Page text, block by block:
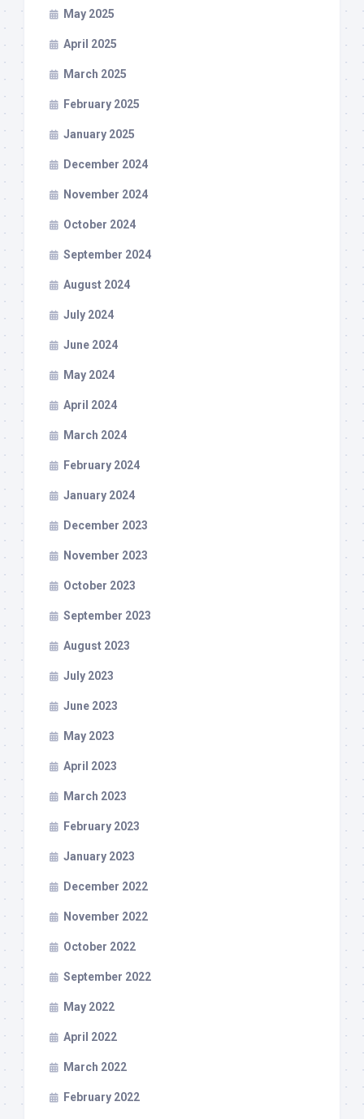
May 2025
April 2025
March 2025
February 2025
January 2025
December 2024
November 2024
October 2024
September 2024
August 2024
July 2024
June 2024
May 2024
April 2024
March 2024
February 2024
January 2024
December 2023
November 2023
October 2023
September 2023
August 2023
July 2023
June 2023
May 2023
April 2023
March 2023
February 2023
January 2023
December 2022
November 2022
October 2022
September 2022
May 2022
April 2022
March 2022
February 2022